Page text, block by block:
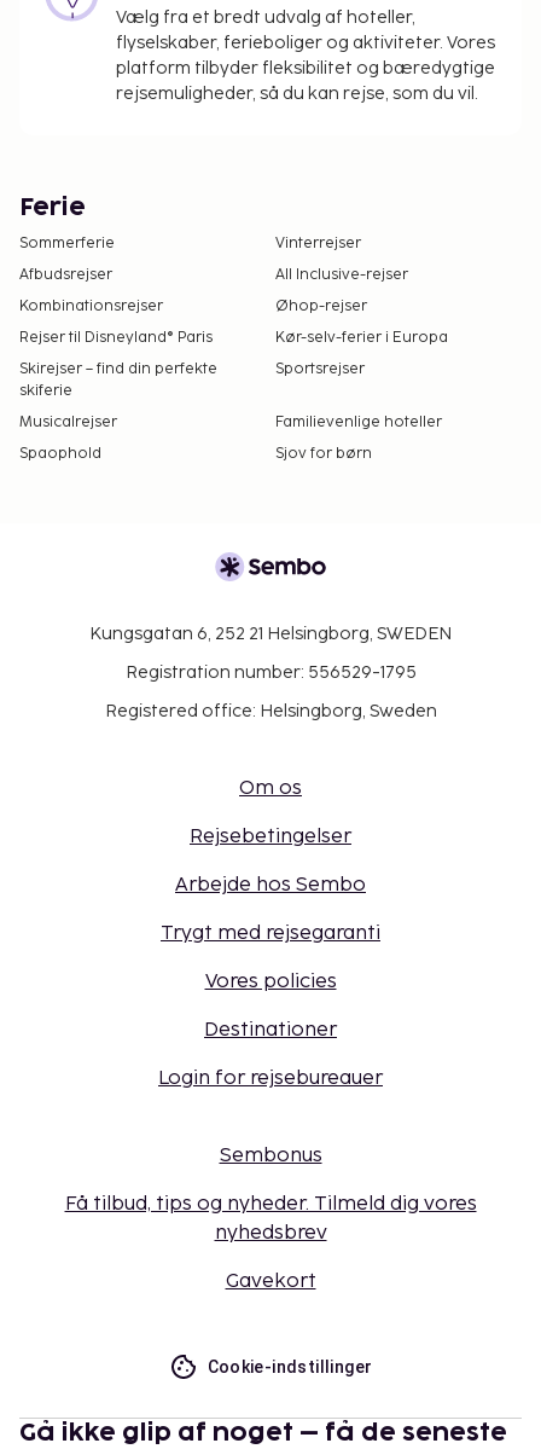
Vælg fra et bredt udvalg af hoteller,
flyselskaber, ferieboliger og aktiviteter. Vores
platform tilbyder fleksibilitet og bæredygtige
rejsemuligheder, så du kan rejse, som du vil.
Ferie
Sommerferie
Vinterrejser
Afbudsrejser
All Inclusive-rejser
Kombinationsrejser
Øhop-rejser
Rejser til Disneyland® Paris
Kør-selv-ferier i Europa
Skirejser – find din perfekte
skiferie
Sportsrejser
Musicalrejser
Familievenlige hoteller
Spaophold
Sjov for børn
Kungsgatan 6, 252 21 Helsingborg, SWEDEN
Registration number: 556529-1795
Registered office: Helsingborg, Sweden
Om os
Rejsebetingelser
Arbejde hos Sembo
Trygt med rejsegaranti
Vores policies
Destinationer
Login for rejsebureauer
Sembonus
Få tilbud, tips og nyheder. Tilmeld dig vores
nyhedsbrev
Gavekort
Cookie-indstillinger
Gå ikke glip af noget – få de seneste